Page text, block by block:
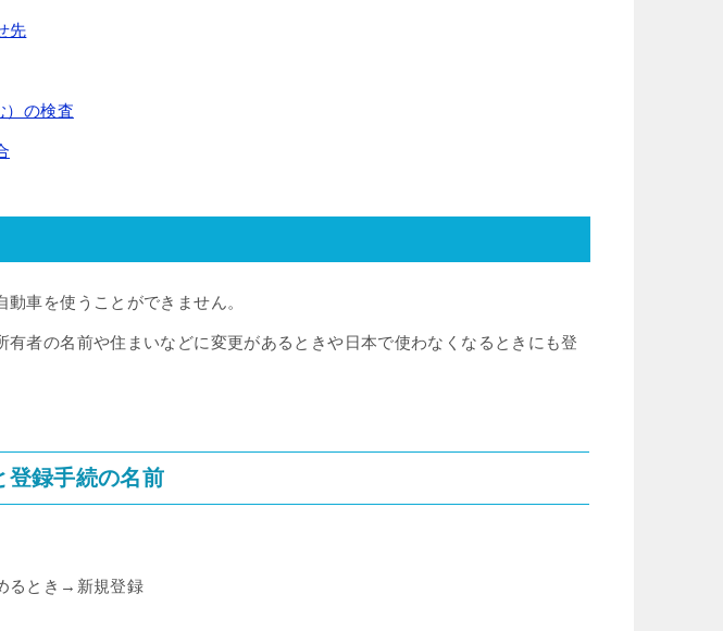
先
）の検査
車を使うことができません。
有者の名前や住まいなどに変更があるときや日本で使わなくなるときにも登
録手続の名前
るとき→新規登録